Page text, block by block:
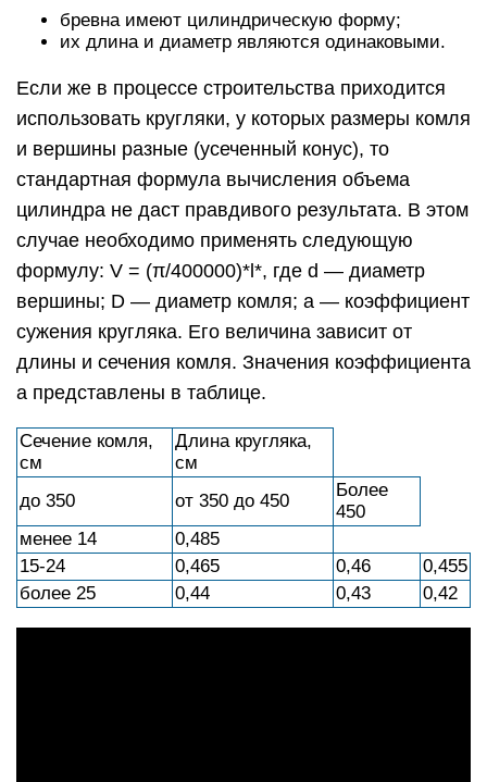
бревна имеют цилиндрическую форму;
их длина и диаметр являются одинаковыми.
Если же в процессе строительства приходится
использовать кругляки, у которых размеры комля
и вершины разные (усеченный конус), то
стандартная формула вычисления объема
цилиндра не даст правдивого результата. В этом
случае необходимо применять следующую
формулу: V = (π/400000)*l*, где d — диаметр
вершины; D — диаметр комля; a — коэффициент
сужения кругляка. Его величина зависит от
длины и сечения комля. Значения коэффициента
а представлены в таблице.
Сечение комля,
см
Длина кругляка,
см
до 350
от 350 до 450
Более
450
менее 14
0,485
15-24
0,465 0,46
0,455
более 25
0,44 0,43 0,42